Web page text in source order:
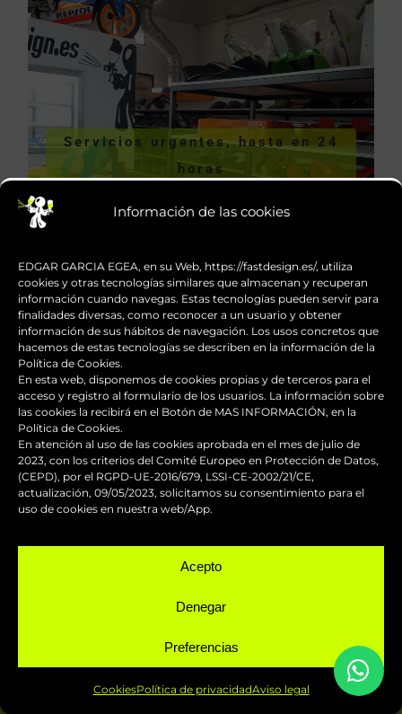
Información de las cookies
EDGAR GARCIA EGEA, en su Web, https://fastdesign.es/, utiliza
cookies y otras tecnologías similares que almacenan y recuperan
información cuando navegas. Estas tecnologías pueden servir para
finalidades diversas, como reconocer a un usuario y obtener
información de sus hábitos de navegación. Los usos concretos que
hacemos de estas tecnologías se describen en la información de la
Política de Cookies.
En esta web, disponemos de cookies propias y de terceros para el
acceso y registro al formulario de los usuarios. La información sobre
las cookies la recibirá en el Botón de MAS INFORMACIÓN, en la
Política de Cookies.
En atención al uso de las cookies aprobada en el mes de julio de
2023, con los criterios del Comité Europeo en Protección de Datos,
(CEPD), por el RGPD-UE-2016/679, LSSI-CE-2002/21/CE,
actualización, 09/05/2023, solicitamos su consentimiento para el
uso de cookies en nuestra web/App.
Acepto
Denegar
Preferencias
CookiesPolítica de privacidadAviso legal
Servicios urgentes, hasta en 24
horas
hasta en 24 horas
VER SERVICIOS URGENTES
EnFast Designle ofrecemos
pintura industrial desde nuestro
Estamos a su disposición.